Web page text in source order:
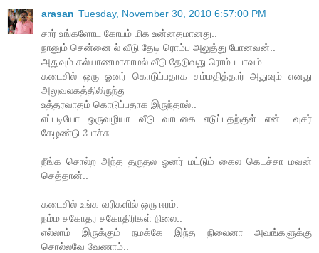
arasan Tuesday, November 30, 2010 6:57:00 PM
சார் உங்களோட கோபம் மிக உன்னதமானது..
நானும் சென்னை ல் வீடு தேடி ரொம்ப அலுத்து போனவன்..
அதுவும் கல்யாணமாகாமல் வீடு தேடுவது ரொம்ப பாவம்..
கடைசில் ஒரு ஓனர் கொடுப்பதாக சம்மதித்தார் அதுவும் எனது
அலுவலகத்திலிருந்து
உத்தரவாதம் கொடுப்பதாக இருந்தால்..
எப்படியோ ஒருவழியா வீடு வாடகை எடுப்பதற்குள் என் டவுசர்
கேழண்டு போச்சு..
நீங்க சொல்ற அந்த தருதல ஓனர் மட்டும் கைல கெடச்சா மவன்
செத்தான்..
கடைசில் உங்க வரிகளில் ஒரு ஈரம்.
நம்ம சகோதர சகோதிரிகள் நிலை..
எல்லாம் இருக்கும் நமக்கே இந்த நிலைனா அவங்களுக்கு
சொல்லவே வேணாம்..